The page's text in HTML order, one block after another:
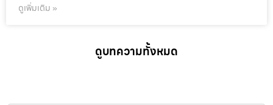
ดูเพิ่มเติม »
ดูบทความทั้งหมด